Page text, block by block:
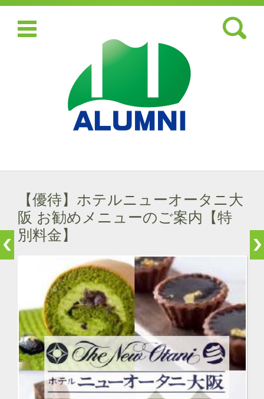
検索:
コンテンツに移動
【優待】ホテルニューオータニ大
阪 お勧めメニューのご案内【特
別料金】